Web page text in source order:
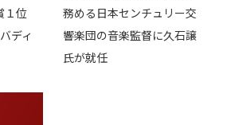
１位
ディ
務める日本センチュリー交
響楽団の音楽監督に久石譲
氏が就任